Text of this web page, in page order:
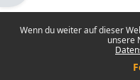
Wenn du weiter auf dieser
unsere